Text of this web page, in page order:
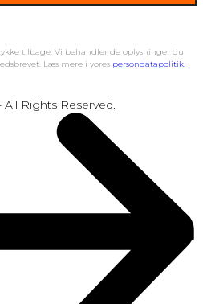
tilbage. Vi behandler de oplysninger du
Læs mere i vores persondatapolitik.
Rights Reserved.